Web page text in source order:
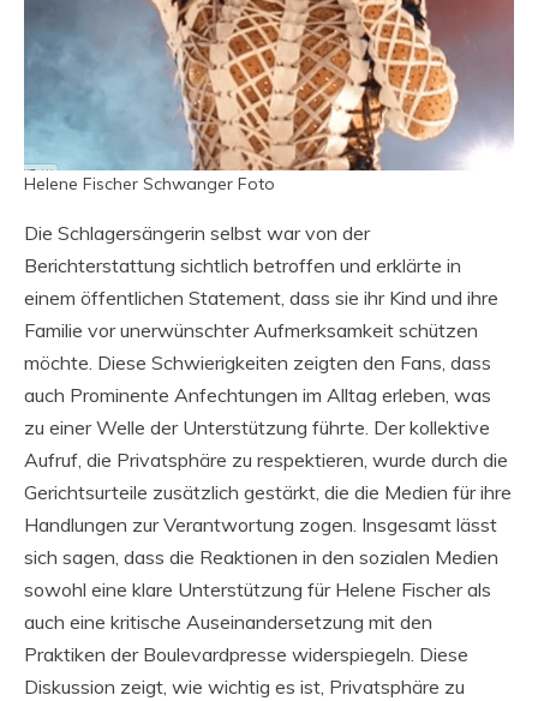
Helene Fischer Schwanger Foto
Die Schlagersängerin selbst war von der
Berichterstattung sichtlich betroffen und erklärte in
einem öffentlichen Statement, dass sie ihr Kind und ihre
Familie vor unerwünschter Aufmerksamkeit schützen
möchte. Diese Schwierigkeiten zeigten den Fans, dass
auch Prominente Anfechtungen im Alltag erleben, was
zu einer Welle der Unterstützung führte. Der kollektive
Aufruf, die Privatsphäre zu respektieren, wurde durch die
Gerichtsurteile zusätzlich gestärkt, die die Medien für ihre
Handlungen zur Verantwortung zogen. Insgesamt lässt
sich sagen, dass die Reaktionen in den sozialen Medien
sowohl eine klare Unterstützung für Helene Fischer als
auch eine kritische Auseinandersetzung mit den
Praktiken der Boulevardpresse widerspiegeln. Diese
Diskussion zeigt, wie wichtig es ist, Privatsphäre zu